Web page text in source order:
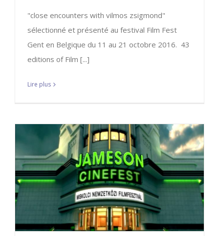
"close encounters with vilmos zsigmond"
sélectionné et présenté au festival Film Fest
Gent en Belgique du 11 au 21 octobre 2016. 43
editions of Film [...]
Lire plus
Festival de MISKOLC du 13 au 15
septembre
CEVZ Festival Mes films